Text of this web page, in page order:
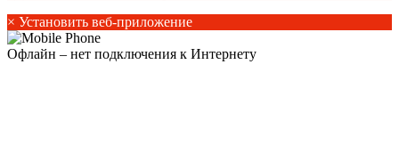
× Установить веб-приложение
Офлайн – нет подключения к Интернету